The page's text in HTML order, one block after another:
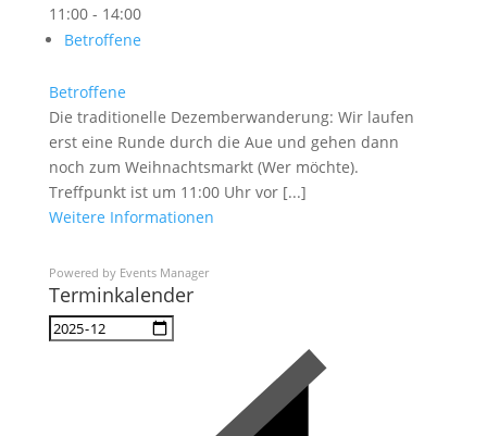
11:00 - 14:00
Betroffene
Betroffene
Die traditionelle Dezemberwanderung: Wir laufen
erst eine Runde durch die Aue und gehen dann
noch zum Weihnachtsmarkt (Wer möchte).
Treffpunkt ist um 11:00 Uhr vor [...]
Weitere Informationen
Powered by Events Manager
Terminkalender